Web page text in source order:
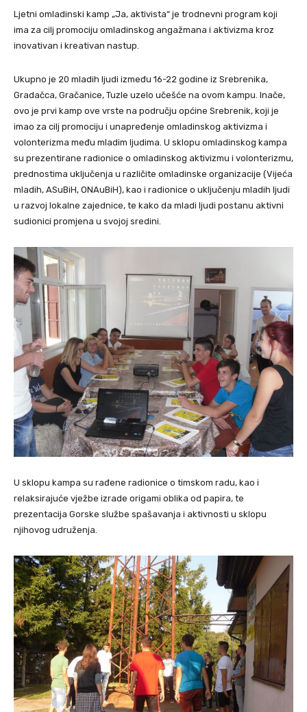
Ljetni omladinski kamp „Ja, aktivista“ je trodnevni program koji
ima za cilj promociju omladinskog angažmana i aktivizma kroz
inovativan i kreativan nastup.
Ukupno je 20 mladih ljudi između 16-22 godine iz Srebrenika,
Gradačca, Gračanice, Tuzle uzelo učešće na ovom kampu. Inače,
ovo je prvi kamp ove vrste na području općine Srebrenik, koji je
imao za cilj promociju i unapređenje omladinskog aktivizma i
volonterizma među mladim ljudima. U sklopu omladinskog kampa
su prezentirane radionice o omladinskog aktivizmu i volonterizmu,
prednostima uključenja u različite omladinske organizacije (Vijeća
mladih, ASuBiH, ONAuBiH), kao i radionice o uključenju mladih ljudi
u razvoj lokalne zajednice, te kako da mladi ljudi postanu aktivni
sudionici promjena u svojoj sredini.
U sklopu kampa su rađene radionice o timskom radu, kao i
relaksirajuće vježbe izrade origami oblika od papira, te
prezentacija Gorske službe spašavanja i aktivnosti u sklopu
njihovog udruženja.